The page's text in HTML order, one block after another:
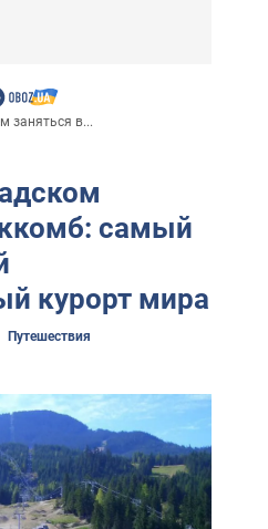
заняться в...
самый
курорт мира
Путешествия